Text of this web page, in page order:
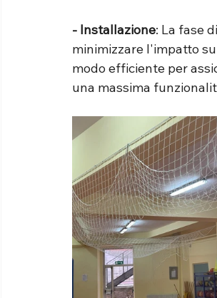
- Installazione: La fase
minimizzare l'impatto
modo efficiente per
una massima